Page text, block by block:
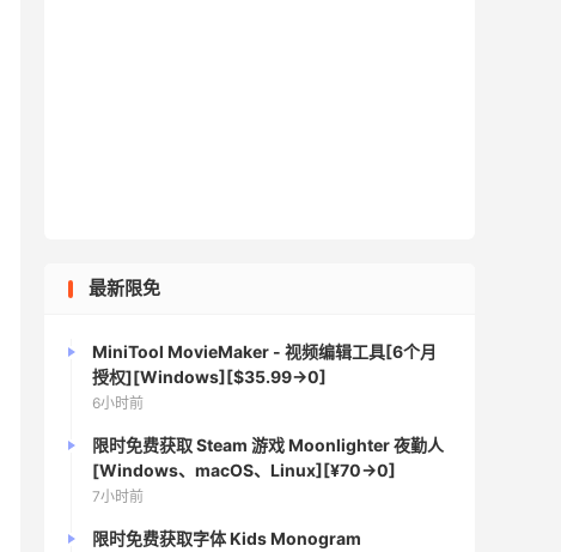
最新限免
MiniTool MovieMaker - 视频编辑工具[6个月
授权][Windows][$35.99→0]
6小时前
限时免费获取 Steam 游戏 Moonlighter 夜勤人
[Windows、macOS、Linux][¥70→0]
7小时前
限时免费获取字体 Kids Monogram